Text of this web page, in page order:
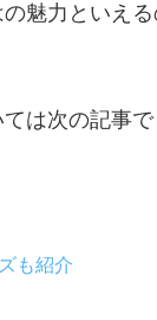
魅力といえる
は次の記事
も紹介